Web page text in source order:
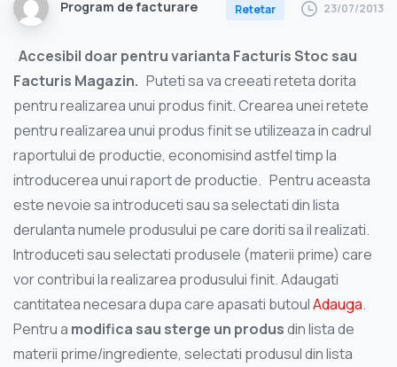
Program de facturare Retetar 23/07/2013
Accesibil doar pentru varianta Facturis Stoc sau
Facturis Magazin. Puteti sa va creeati reteta dorita
pentru realizarea unui produs finit. Crearea unei retete
pentru realizarea unui produs finit se utilizeaza in cadrul
raportului de productie, economisind astfel timp la
introducerea unui raport de productie. Pentru aceasta
este nevoie sa introduceti sau sa selectati din lista
derulanta numele produsului pe care doriti sa il realizati.
Introduceti sau selectati produsele (materii prime) care
vor contribui la realizarea produsului finit. Adaugati
cantitatea necesara dupa care apasati butoulAdauga.
Pentru a modifica sau sterge un produsdin lista de
materii prime/ingrediente, selectati produsul din lista